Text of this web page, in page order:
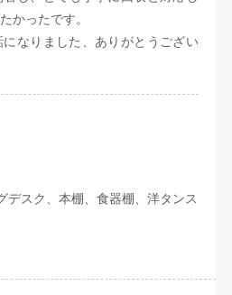
かったです。
なりました、ありがとうござい
デスク、本棚、食器棚、洋タンス